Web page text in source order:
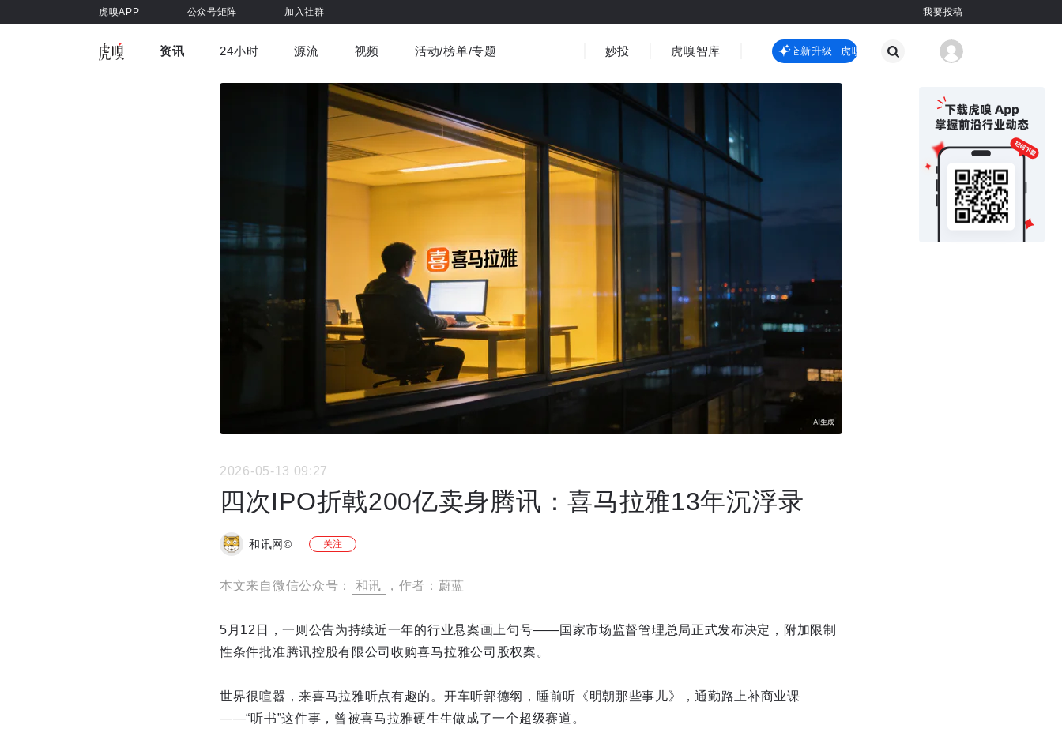
虎嗅APP 公众号矩阵 加入社群 我要投稿
资讯
车与出行 商业消费 社会文化 金融财经 出海
国际热点
书影音 医疗 观点
24小时 源流 视频
虎嗅视界
活动/榜单/专题 妙投 虎嗅智库 虎嗅嗅全新升级 虎嗅嗅全新升级
2026-05-13 09:27
四次IPO折戟200亿卖身腾讯：喜马拉雅13年沉浮录
和讯网© 关注
本文来自微信公众号： 和讯 ，作者：蔚蓝
5月12日，一则公告为持续近一年的行业悬案画上句号——国家市场监督管理总局正式发布决定，附加限制
性条件批准腾讯控股有限公司收购喜马拉雅公司股权案。
世界很喧嚣，来喜马拉雅听点有趣的。开车听郭德纲，睡前听《明朝那些事儿》，通勤路上补商业课
——“听书”这件事，曾被喜马拉雅硬生生做成了一个超级赛道。